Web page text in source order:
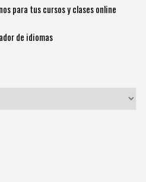
para tus cursos y clases online
de idiomas